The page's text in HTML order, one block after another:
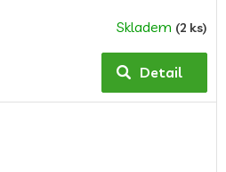
Skladem (2 ks)
Detail